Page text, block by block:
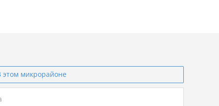
этом микрорайоне